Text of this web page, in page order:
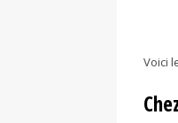
Voici